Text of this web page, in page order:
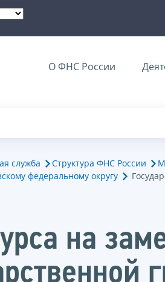
О ФНС России
служба Структура ФНС России
федеральному округу
на